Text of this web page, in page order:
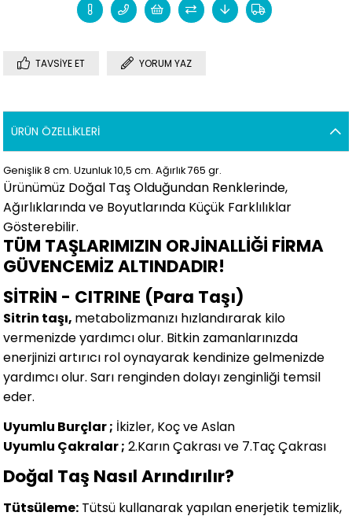
TAVSIYE ET YORUM YAZ
ÜRÜN ÖZELLIKLERI
Genişlik 8 cm.Uzunluk 10,5 cm.Ağırlık 765 gr.
Ürünümüz Doğal Taş Olduğundan Renklerinde,
Ağırlıklarında ve Boyutlarında Küçük Farklılıklar
Gösterebilir.
TÜM TAŞLARIMIZIN ORJİNALLİĞİ FİRMA
GÜVENCEMİZ ALTINDADIR!
SİTRİN - CITRINE (Para Taşı)
Sitrin taşı, metabolizmanızı hızlandırarak kilo
vermenizde yardımcı olur. Bitkin zamanlarınızda
enerjinizi artırıcı rol oynayarak kendinize gelmenizde
yardımcı olur. Sarı renginden dolayı zenginliği temsil
eder.
Uyumlu Burçlar ; İkizler, Koç ve Aslan
Uyumlu Çakralar ; 2.Karın Çakrası ve 7.Taç Çakrası
Doğal Taş Nasıl Arındırılır?
Tütsüleme: Tütsü kullanarak yapılan enerjetik temizlik,